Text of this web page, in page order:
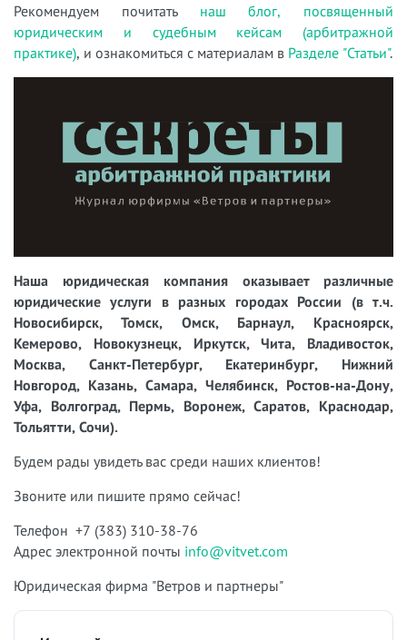
Рекомендуем почитать наш блог, посвященный
юридическим и судебным кейсам (арбитражной
практике), и ознакомиться с материалам в Разделе "Статьи".
Наша юридическая компания оказывает различные
юридические услуги в разных городах России (в т.ч.
Новосибирск, Томск, Омск, Барнаул, Красноярск,
Кемерово, Новокузнецк, Иркутск, Чита, Владивосток,
Москва, Санкт-Петербург, Екатеринбург, Нижний
Новгород, Казань, Самара, Челябинск, Ростов-на-Дону,
Уфа, Волгоград, Пермь, Воронеж, Саратов, Краснодар,
Тольятти, Сочи).
Будем рады увидеть вас среди наших клиентов!
Звоните или пишите прямо сейчас!
Телефон +7 (383) 310-38-76
Адрес электронной почты info@vitvet.com
Юридическая фирма "Ветров и партнеры"